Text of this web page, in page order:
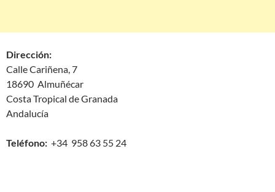
Dirección:
Calle Cariñena, 7
18690 Almuñécar
Costa Tropical de Granada
Andalucía
Teléfono: +34 958 63 55 24